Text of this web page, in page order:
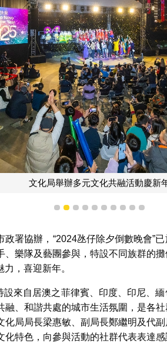
1 2 3 4 5 6 7 8 9 10
政署協辦，“2024氹仔除夕倒數晚會”
、樂隊及藝團參與，特設不同族群的
，喜迎新年。
設來自居澳之菲律賓、印度、印尼、
融、和諧共處的城市生活氛圍，是各
化局局長梁惠敏、副局長鄭繼明及代
化特色，向參與活動的社群代表表達